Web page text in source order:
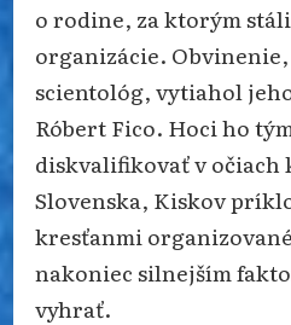
o rodine, za ktorým
organizácie. Obvinenie,
scientológ, vytiahol
Róbert Fico. Hoci ho
diskvalifikovať v očiach
Slovenska, Kiskov
kresťanmi
nakoniec silnejším
vyhrať.